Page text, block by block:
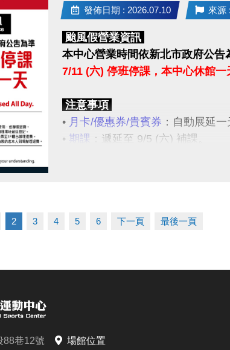
發佈日期 : 2026.07.10 來源
颱風假營業資訊
本中心營業時間依新北市政府公告
7/11 (六) 停班停課，本中心休館一
注意事項
• 月卡/優惠券/貴賓券 ：自動展延一
• 期課 ：遞延至 9/5 (六) 補課。
2 3 4 5 6 下一頁 最後一頁
88巷12號 場館位置